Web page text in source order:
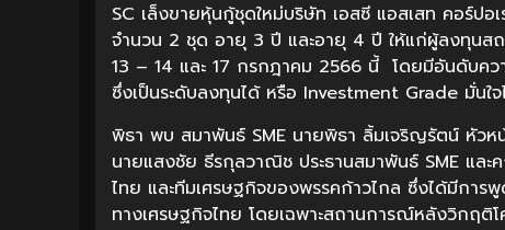
SC เล็งขายหุ้นกู้ชุดใหม่บริษัท เอสซี แอสเสท คอร์ป
จำนวน 2 ชุด อายุ 3 ปี และอายุ 4 ปี ให้แก่ผู้ลงทุนส
13 – 14 และ 17 กรกฎาคม 2566 นี้ โดยมีอันดับควา
ซึ่งเป็นระดับลงทุนได้ หรือ Investment Grade มั่นใ
พิธา พบ สมาพันธ์ SME นายพิธา ลิ้มเจริญรัตน์ หัวห
นายแสงชัย ธีรกุลวาณิช ประธานสมาพันธ์ SME และ
ไทย และทีมเศรษฐกิจของพรรคก้าวไกล ซึ่งได้มีกา
ทางเศรษฐกิจไทย โดยเฉพาะสถานการณ์หลังวิกฤติ